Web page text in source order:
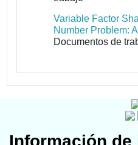
Variable Factor
Number Problem:
Documentos de
Información de